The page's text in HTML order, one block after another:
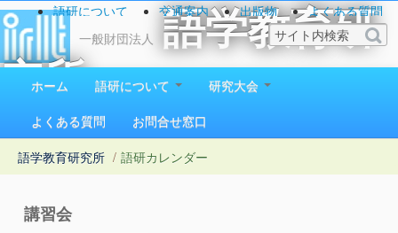
一般財団法人
語学教育研
究所
1923（大正12）年創立
語研について 交通案内 出版物
よくある質問
お問い合わせ
ホーム 語研について
研究大会
よくある質問
お問合せ窓口
語学教育研究所 / 語研カレンダー
講習会